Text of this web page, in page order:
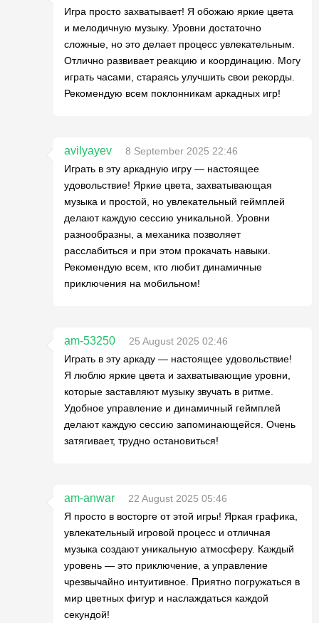
Игра просто захватывает! Я обожаю яркие цвета
и мелодичную музыку. Уровни достаточно
сложные, но это делает процесс увлекательным.
Отлично развивает реакцию и координацию. Могу
играть часами, стараясь улучшить свои рекорды.
Рекомендую всем поклонникам аркадных игр!
avilyayev
8 September 2025 22:46
Играть в эту аркадную игру — настоящее
удовольствие! Яркие цвета, захватывающая
музыка и простой, но увлекательный геймплей
делают каждую сессию уникальной. Уровни
разнообразны, а механика позволяет
расслабиться и при этом прокачать навыки.
Рекомендую всем, кто любит динамичные
приключения на мобильном!
am-53250
25 August 2025 02:46
Играть в эту аркаду — настоящее удовольствие!
Я люблю яркие цвета и захватывающие уровни,
которые заставляют музыку звучать в ритме.
Удобное управление и динамичный геймплей
делают каждую сессию запоминающейся. Очень
затягивает, трудно остановиться!
am-anwar
22 August 2025 05:46
Я просто в восторге от этой игры! Яркая графика,
увлекательный игровой процесс и отличная
музыка создают уникальную атмосферу. Каждый
уровень — это приключение, а управление
чрезвычайно интуитивное. Приятно погружаться в
мир цветных фигур и наслаждаться каждой
секундой!